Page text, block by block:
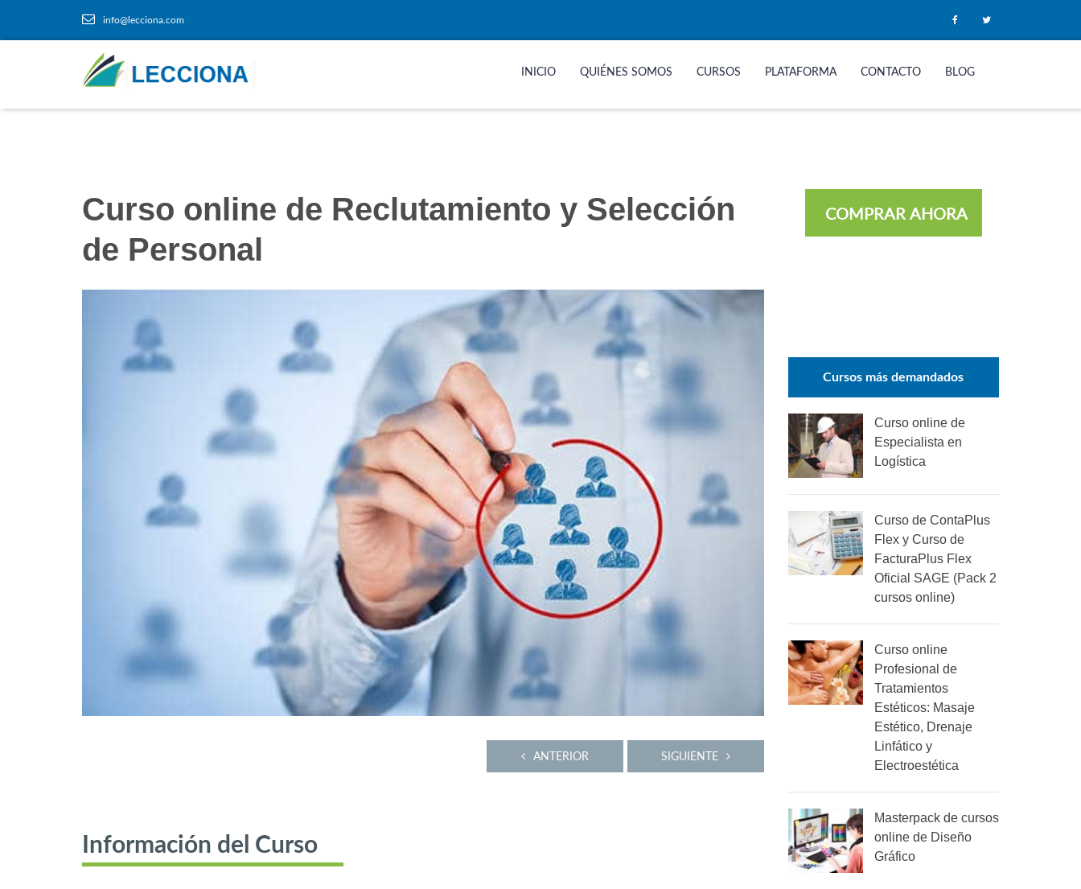
info@lecciona.com
INICIO QUIÉNES SOMOS CURSOS PLATAFORMA CONTACTO BLOG
Curso online de Reclutamiento y Selección
de Personal
SIGUIENTE
ANTERIOR
Información del Curso
COMPRAR AHORA
Cursos más demandados
Curso online de
Especialista en
Logística
Curso de ContaPlus
Flex y Curso de
FacturaPlus Flex
Oficial SAGE (Pack 2
cursos online)
Curso online
Profesional de
Tratamientos
Estéticos: Masaje
Estético, Drenaje
Linfático y
Electroestética
Masterpack de cursos
online de Diseño
Gráfico